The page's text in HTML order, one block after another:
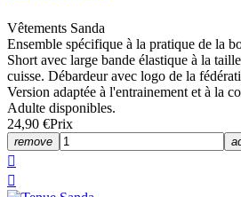
Vêtements Sanda
Ensemble spécifique à la pratique de la
Short avec large bande élastique à la
cuisse. Débardeur avec logo de la
Version adaptée à l'entrainement et à la
Adulte disponibles.
24,90 €Prix
remove

